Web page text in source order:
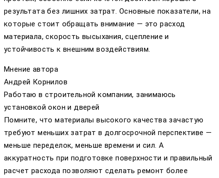
результата без лишних затрат. Основные показатели, на
которые стоит обращать внимание — это расход
материала, скорость высыхания, сцепление и
устойчивость к внешним воздействиям.
Мнение автора
Андрей Корнилов
Работаю в строительной компании, занимаюсь
установкой окон и дверей
Помните, что материалы высокого качества зачастую
требуют меньших затрат в долгосрочной перспективе —
меньше переделок, меньше времени и сил. А
аккуратность при подготовке поверхности и правильный
расчет расхода позволяют сделать ремонт более